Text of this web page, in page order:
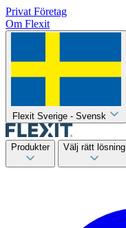
Privat Företag
Om Flexit
Flexit Sverige - Svensk
Produkter Välj rätt lösning